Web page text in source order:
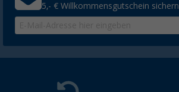
5,- € Willkommensgutschein sichern